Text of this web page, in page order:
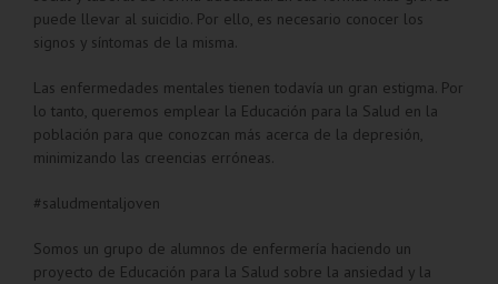
puede llevar al suicidio. Por ello, es necesario conocer los
signos y síntomas de la misma.
Las enfermedades mentales tienen todavía un gran estigma. Por
lo tanto, queremos emplear la Educación para la Salud en la
población para que conozcan más acerca de la depresión,
minimizando las creencias erróneas.
#saludmentaljoven
Somos un grupo de alumnos de enfermería haciendo un
proyecto de Educación para la Salud sobre la ansiedad y la